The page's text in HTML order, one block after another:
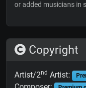
or added musicians in
Copyright
Artist/2nd Artist: